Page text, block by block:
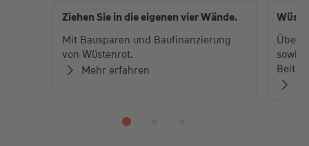
Ziehen Sie in die eigenen vier Wände.
Mit Bausparen und Baufinanzierung
von Wüstenrot.
Mehr erfahren
Über
sowie